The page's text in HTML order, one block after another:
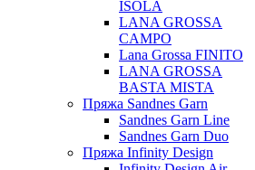
ISOLA
LANA GROSSA
CAMPO
Lana Grossa FINITO
LANA GROSSA
BASTA MISTA
Пряжа Sandnes Garn
Sandnes Garn Line
Sandnes Garn Duo
Пряжа Infinity Design